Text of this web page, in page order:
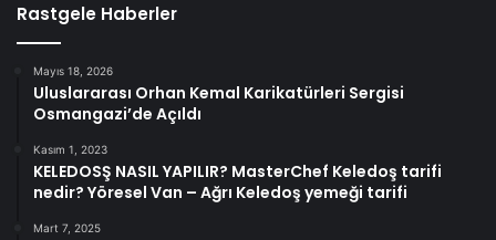
Rastgele Haberler
Mayıs 18, 2026
Uluslararası Orhan Kemal Karikatürleri Sergisi
Osmangazi’de Açıldı
Kasım 1, 2023
KELEDOSŞ NASIL YAPILIR? MasterChef Keledoş tarifi
nedir? Yöresel Van – Ağrı Keledoş yemeği tarifi
Mart 7, 2025